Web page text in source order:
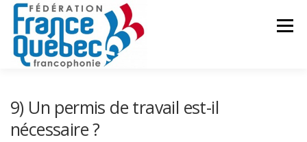
Aller
contenu
Menu
9) Un permis de travail est-il
nécessaire ?